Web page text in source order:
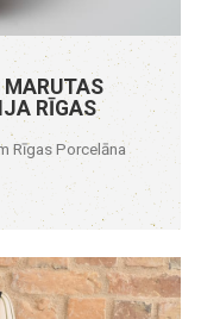
MARUTAS
RĪGAS
Rīgas Porcelāna